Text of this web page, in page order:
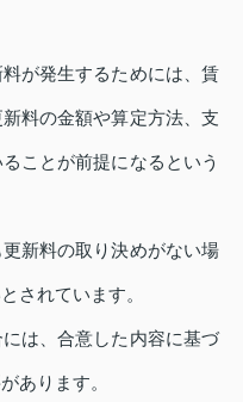
が発生するためには、賃
料の金額や算定方法、支
ことが前提になるという
新料の取り決めがない場
されています。
は、合意した内容に基づ
あります。